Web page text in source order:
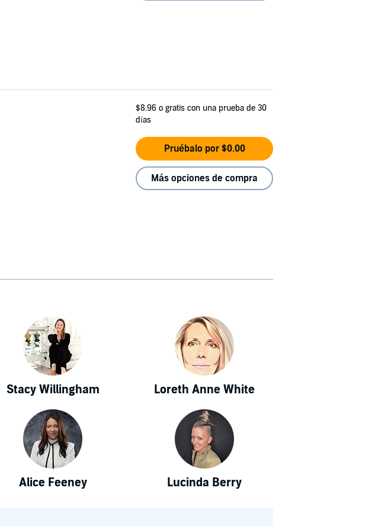
$8.96 o gratis con una prueba de 30
días
Pruébalo por $0.00
Más opciones de compra
Stacy Willingham Loreth Anne White
Alice Feeney Lucinda Berry